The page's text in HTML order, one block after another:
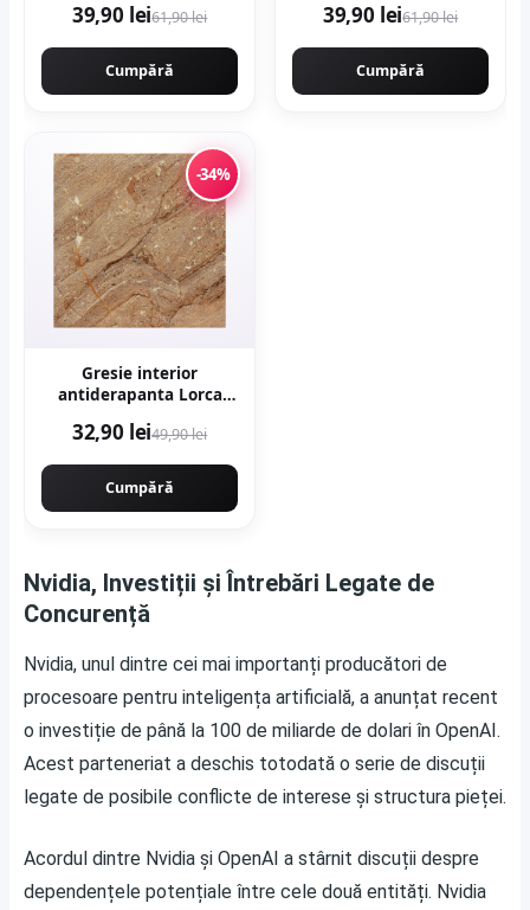
lucioasa tip marmura
39,90 lei61,90 lei
Cumpără
rectificata tip piatra
39,90 lei61,90 lei
Cumpără
-34%
Gresie interior
antiderapanta Lorca
mata tip marmura
32,90 lei49,90 lei
Cumpără
Nvidia, Investiții și Întrebări Legate de
Concurență
Nvidia, unul dintre cei mai importanți producători de
procesoare pentru inteligența artificială, a anunțat recent
o investiție de până la 100 de miliarde de dolari în OpenAI.
Acest parteneriat a deschis totodată o serie de discuții
legate de posibile conflicte de interese și structura pieței.
Acordul dintre Nvidia și OpenAI a stârnit discuții despre
dependențele potențiale între cele două entități. Nvidia